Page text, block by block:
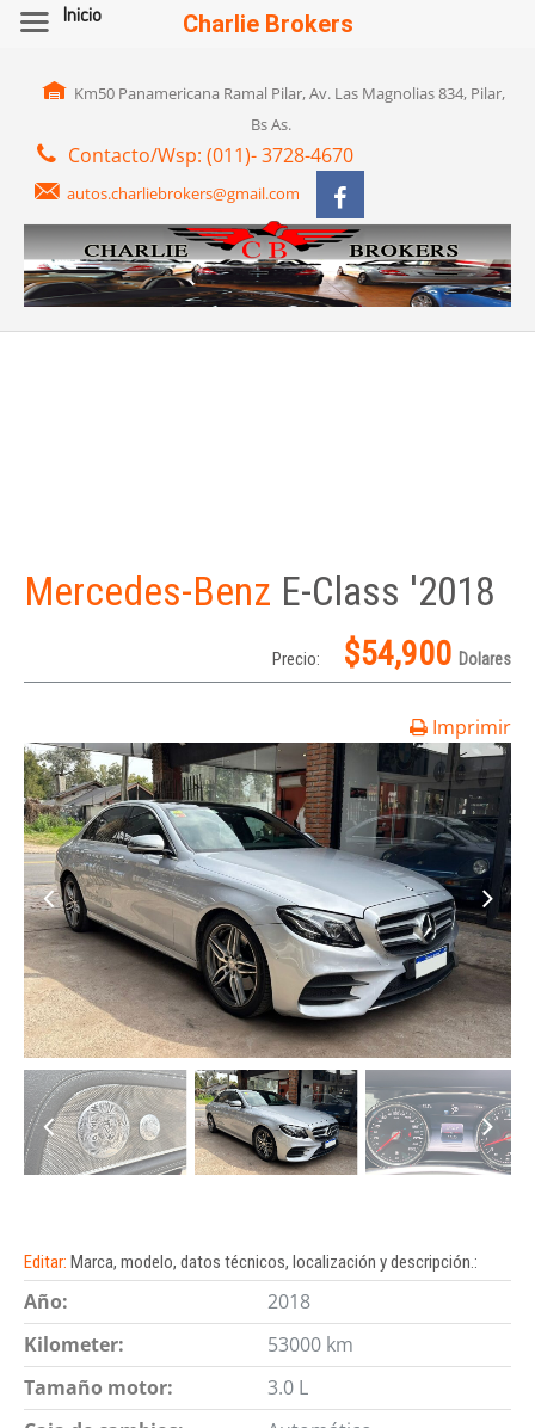
Km50 Panamericana Ramal Pilar, Av. Las Magnolias 834, Pilar,
Bs As.
Contacto/Wsp: (011)- 3728-4670
autos.charliebrokers@gmail.com
Mercedes-Benz E-Class '2018
Precio: $54,900 Dolares
Imprimir
Editar: Marca, modelo, datos técnicos, localización y descripción.:
Año:
2018
Kilometer:
53000 km
Tamaño motor:
3.0 L
Inicio Charlie Brokers